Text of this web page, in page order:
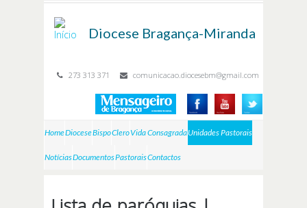
Diocese Bragança-Miranda
273 313 371 comunicacao.diocesebm@gmail.com
HomeDioceseBispoCleroVida ConsagradaUnidades Pastorais
NotíciasDocumentosPastoraisContactos